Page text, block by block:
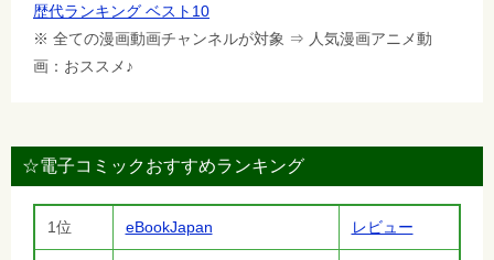
歴代ランキング ベスト10
※ 全ての漫画動画チャンネルが対象 ⇒ 人気漫画アニメ動
画：おススメ♪
☆電子コミックおすすめランキング
1位 eBookJapan レビュー